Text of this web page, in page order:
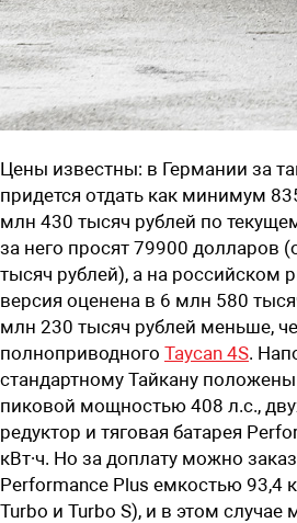
Цены известны: в Германии за
придется отдать как минимум
млн 430 тысяч рублей по
за него просят 79900 долларов
тысяч рублей), а на российском
версия оценена в 6 млн 580
млн 230 тысяч рублей меньше,
полноприводного Taycan 4S.
стандартному Тайкану
пиковой мощностью 408 л.с.,
редуктор и тяговая батарея
кВт∙ч. Но за доплату можно
Performance Plus емкостью 93,4
Turbo и Turbo S), и в этом случае